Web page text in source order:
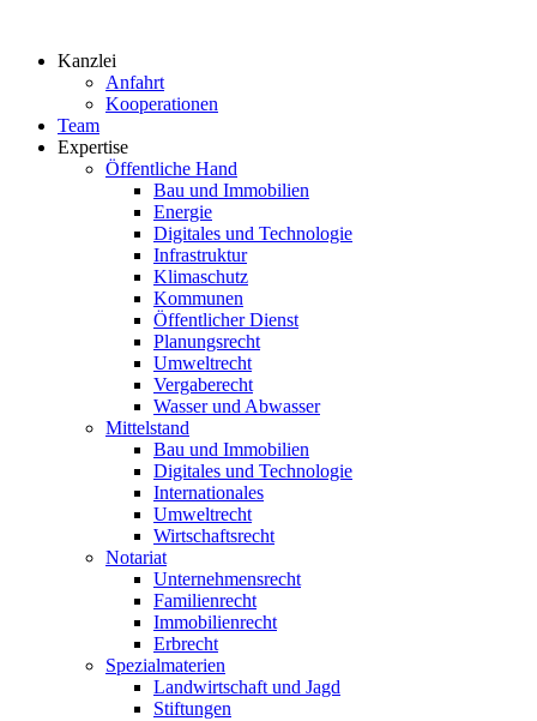
springenKanzlei
Anfahrt
Kooperationen
Team
Expertise
Öffentliche Hand
Bau und Immobilien
Energie
Digitales und Technologie
Infrastruktur
Klimaschutz
Kommunen
Öffentlicher Dienst
Planungsrecht
Umweltrecht
Vergaberecht
Wasser und Abwasser
Mittelstand
Bau und Immobilien
Digitales und Technologie
Internationales
Umweltrecht
Wirtschaftsrecht
Notariat
Unternehmensrecht
Familienrecht
Immobilienrecht
Erbrecht
Spezialmaterien
Landwirtschaft und Jagd
Stiftungen